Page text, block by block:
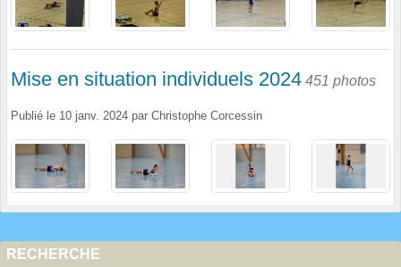
Mise en situation individuels 2024 451 photos
Publié le 10 janv. 2024 par Christophe Corcessin
RECHERCHE